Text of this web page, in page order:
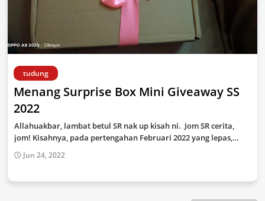
tudung
Menang Surprise Box Mini Giveaway SS
2022
Allahuakbar, lambat betul SR nak up kisah ni. Jom SR cerita,
jom! Kisahnya, pada pertengahan Februari 2022 yang lepas,…
Jun 24, 2022